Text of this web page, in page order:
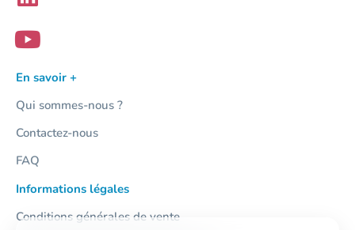
En savoir +
Qui sommes-nous ?
Contactez-nous
FAQ
Informations légales
Conditions générales de vente